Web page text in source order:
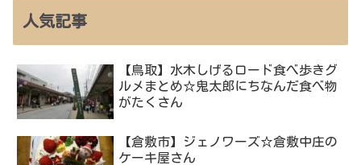
人気記事
【鳥取】水木しげるロード食べ歩きグ
ルメまとめ☆鬼太郎にちなんだ食べ物
がたくさん
【倉敷市】ジェノワーズ☆倉敷中庄の
ケーキ屋さん